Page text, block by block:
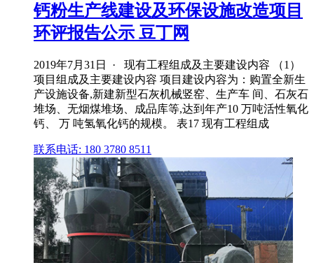
钙粉生产线建设及环保设施改造项目
环评报告公示 豆丁网
2019年7月31日 · 现有工程组成及主要建设内容 （1）
项目组成及主要建设内容 项目建设内容为：购置全新生
产设施设备,新建新型石灰机械竖窑、生产车 间、石灰石
堆场、无烟煤堆场、成品库等,达到年产10 万吨活性氧化
钙、 万 吨氢氧化钙的规模。 表17 现有工程组成
联系电话: 180 3780 8511